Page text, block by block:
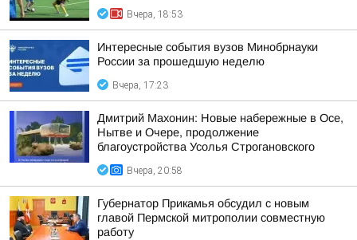
Вчера, 18:53
Интересные события вузов Минобрнауки
России за прошедшую неделю
Вчера, 17:23
Дмитрий Махонин: Новые набережные в Осе,
Нытве и Очере, продолжение
благоустройства Усолья Строгановского
Вчера, 20:58
Губернатор Прикамья обсудил с новым
главой Пермской митрополии совместную
работу